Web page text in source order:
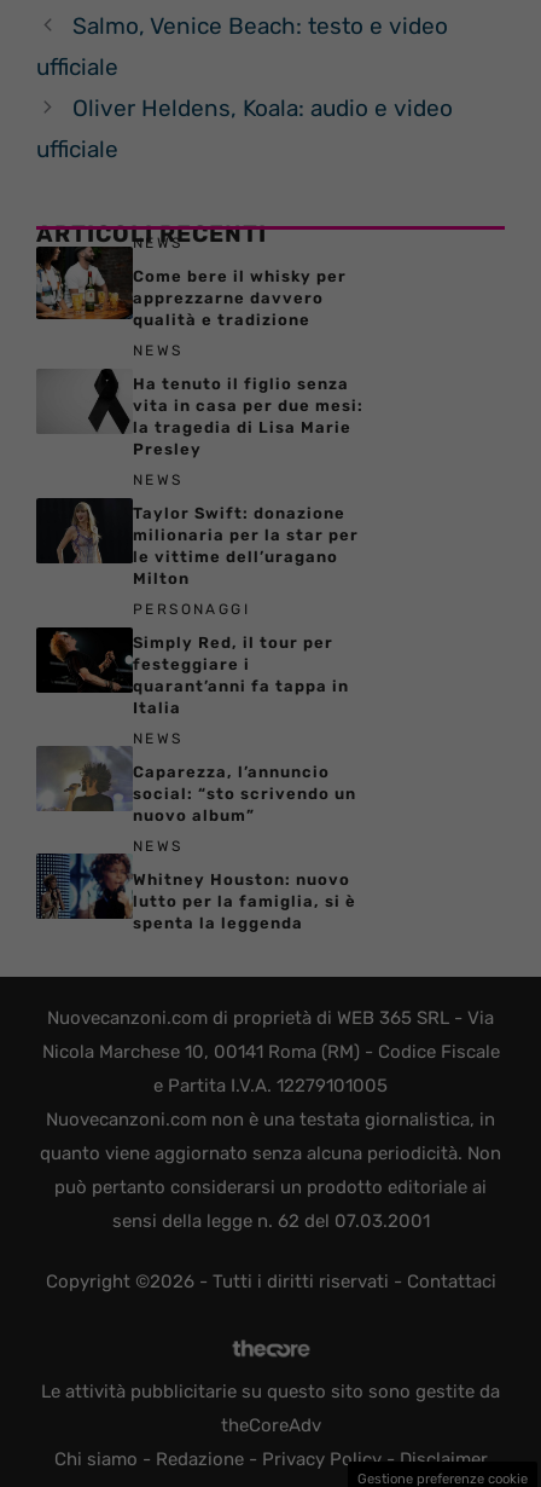
Salmo, Venice Beach: testo e video
ufficiale
Oliver Heldens, Koala: audio e video
ufficiale
ARTICOLI RECENTI
NEWS
Come bere il whisky per
apprezzarne davvero
qualità e tradizione
NEWS
Ha tenuto il figlio senza
vita in casa per due mesi:
la tragedia di Lisa Marie
Presley
NEWS
Taylor Swift: donazione
milionaria per la star per
le vittime dell’uragano
Milton
PERSONAGGI
Simply Red, il tour per
festeggiare i
quarant’anni fa tappa in
Italia
NEWS
Caparezza, l’annuncio
social: “sto scrivendo un
nuovo album”
NEWS
Whitney Houston: nuovo
lutto per la famiglia, si è
spenta la leggenda
Nuovecanzoni.com di proprietà di WEB 365 SRL - Via
Nicola Marchese 10, 00141 Roma (RM) - Codice Fiscale
e Partita I.V.A. 12279101005
Nuovecanzoni.com non è una testata giornalistica, in
quanto viene aggiornato senza alcuna periodicità. Non
può pertanto considerarsi un prodotto editoriale ai
sensi della legge n. 62 del 07.03.2001
Copyright ©2026 - Tutti i diritti riservati - Contattaci
Le attività pubblicitarie su questo sito sono gestite da
theCoreAdv
Chi siamo - Redazione- Privacy Policy- Disclaimer
Gestione preferenze cookie